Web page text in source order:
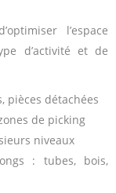
l’espace
d’activité et de
pièces détachées
de picking
niveaux
: tubes, bois,